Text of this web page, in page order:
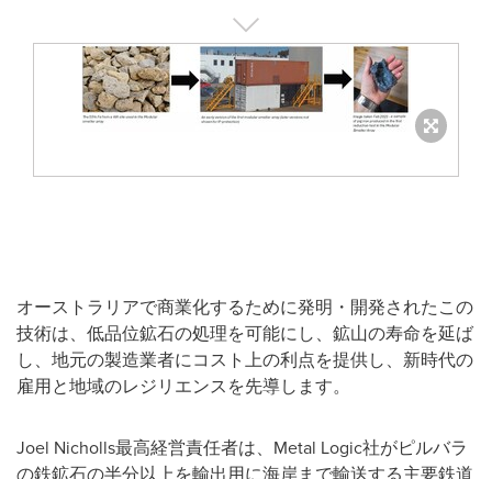
オーストラリアで商業化するために発明・開発されたこの
技術は、低品位鉱石の処理を可能にし、鉱山の寿命を延ば
し、地元の製造業者にコスト上の利点を提供し、新時代の
雇用と地域のレジリエンスを先導します。
Joel Nicholls最高経営責任者は、Metal Logic社がピルバラ
の鉄鉱石の半分以上を輸出用に海岸まで輸送する主要鉄道